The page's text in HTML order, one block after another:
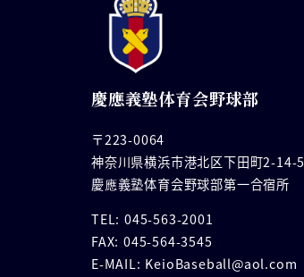
慶應義塾体育会野球部
〒223-0064
神奈川県横浜市港北区下田町2-14-5
慶應義塾体育会野球部第一合宿所
TEL: 045-563-2001
FAX: 045-564-3545
E-MAIL: KeioBaseball@aol.com